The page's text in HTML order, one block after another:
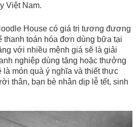
Việt Nam.
House có giá trị tương đương
thanh toán hóa đơn dùng bữa tại
với nhiều mệnh giá sẽ là giải
nghiệp dùng tặng hoặc thưởng
là món quà ý nghĩa và thiết thực
thân, bạn bè nhân dịp lễ tết, sinh